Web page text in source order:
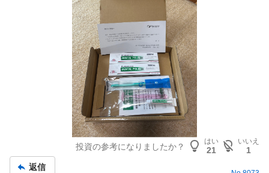
投資の参考になりましたか？
はい
21
いいえ
1
返信